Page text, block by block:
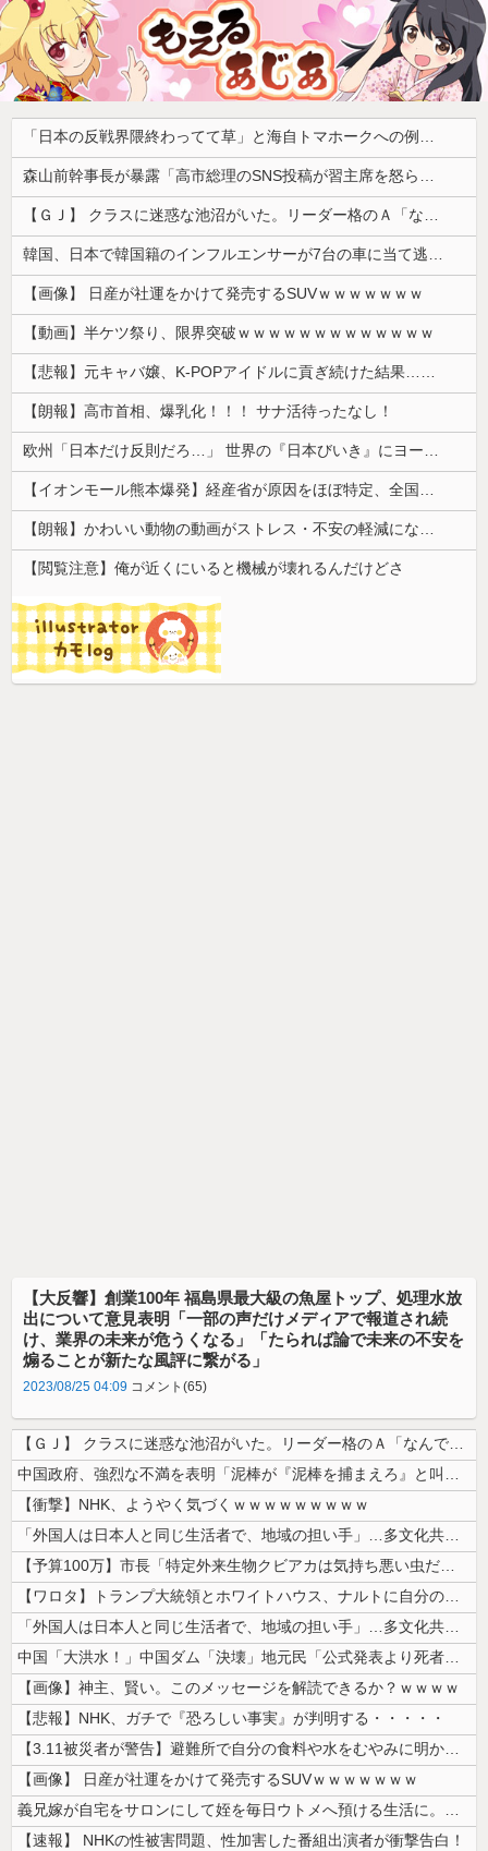
「日本の反戦界隈終わってて草」と海自トマホークへの例の界隈の反応が話題に、今になって存在に気付いてしまった結果……
森山前幹事長が暴露「高市総理のSNS投稿が習主席を怒らせた」 「その投稿が中国側（習近平主席）を怒らせ、日中関係をこじらせる大きなきっかけになった」
【ＧＪ】 クラスに迷惑な池沼がいた。リーダー格のＡ「なんで支援学級に入れないんですか？」先生「背の高い低いと同じで、これも個性なの！差別は...
韓国、日本で韓国籍のインフルエンサーが7台の車に当て逃げして逮捕されたのに「また日本は嫌韓しようとしている」と決めつけて責任転嫁
【画像】 日産が社運をかけて発売するSUVｗｗｗｗｗｗｗ
【動画】半ケツ祭り、限界突破ｗｗｗｗｗｗｗｗｗｗｗｗｗ
【悲報】元キャバ嬢、K-POPアイドルに貢ぎ続けた結果……
【朗報】高市首相、爆乳化！！！ サナ活待ったなし！
欧州「日本だけ反則だろ…」 世界の『日本びいき』にヨーロッパ全土から不満の声
【イオンモール熊本爆発】経産省が原因をほぼ特定、全国の大規模施設でガス供給設備の点検要請にまで発展する事態に・・・
【朗報】かわいい動物の動画がストレス・不安の軽減になる可能性。英大学の研究で実証
【閲覧注意】俺が近くにいると機械が壊れるんだけどさ
【大反響】創業100年 福島県最大級の魚屋トップ、処理水放
出について意見表明「一部の声だけメディアで報道され続
け、業界の未来が危うくなる」「たられば論で未来の不安を
煽ることが新たな風評に繋がる」
2023/08/25 04:09 コメント(65)
【ＧＪ】 クラスに迷惑な池沼がいた。リーダー格のＡ「なんで支援学級に入...
中国政府、強烈な不満を表明「泥棒が『泥棒を捕まえろ』と叫ぶようなやり口...
【衝撃】NHK、ようやく気づくｗｗｗｗｗｗｗｗｗ
「外国人は日本人と同じ生活者で、地域の担い手」…多文化共生実現への提言...
【予算100万】市長「特定外来生物クビアカは気持ち悪い虫だしそんな需要...
【ワロタ】トランプ大統領とホワイトハウス、ナルトに自分の顔を合成して投...
「外国人は日本人と同じ生活者で、地域の担い手」…多文化共生実現への提言...
中国「大洪水！」中国ダム「決壊」地元民「公式発表より死者多い！」中国政...
【画像】神主、賢い。このメッセージを解読できるか？ｗｗｗｗ
【悲報】NHK、ガチで『恐ろしい事実』が判明する・・・・・
【3.11被災者が警告】避難所で自分の食料や水をむやみに明かしてはいけ...
【画像】 日産が社運をかけて発売するSUVｗｗｗｗｗｗｗ
義兄嫁が自宅をサロンにして姪を毎日ウトメへ預ける生活に。数年後、そのツ...
【速報】 NHKの性被害問題、性加害した番組出演者が衝撃告白！